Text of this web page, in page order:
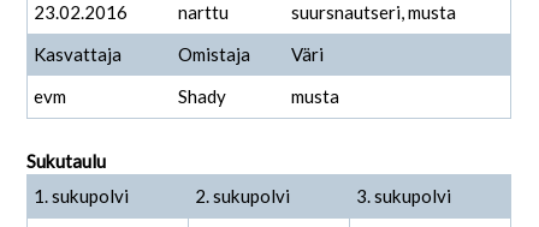
23.02.2016
narttu
suursnautseri, musta
Kasvattaja
Omistaja
Väri
evm
Shady musta
Sukutaulu
1. sukupolvi
2. sukupolvi 3. sukupolvi